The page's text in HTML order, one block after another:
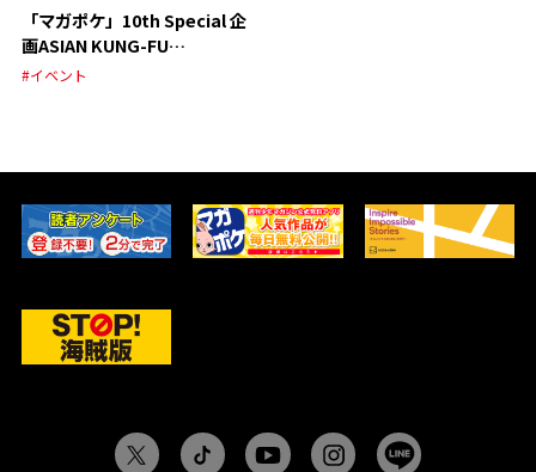
「マガポケ」10th Special 企
画ASIAN KUNG-FU
GENERATION スペシャルPV
#イベント